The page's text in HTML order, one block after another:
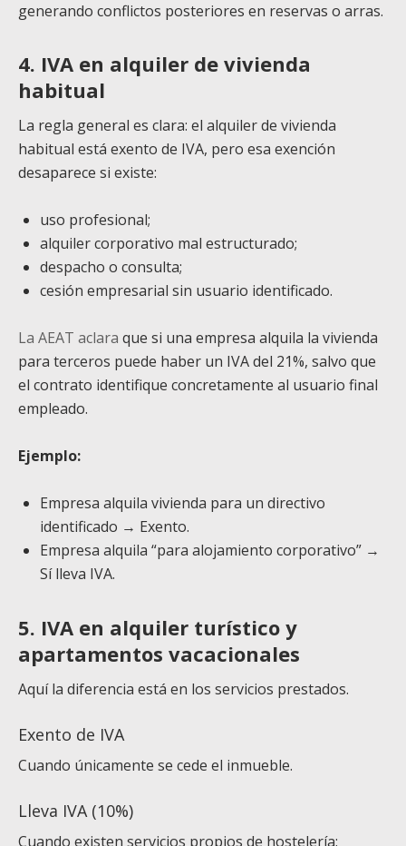
generando conflictos posteriores en reservas o arras.
4. IVA en alquiler de vivienda
habitual
La regla general es clara: el alquiler de vivienda
habitual está exento de IVA, pero esa exención
desaparece si existe:
uso profesional;
alquiler corporativo mal estructurado;
despacho o consulta;
cesión empresarial sin usuario identificado.
La AEAT aclara que si una empresa alquila la vivienda
para terceros puede haber un IVA del 21%, salvo que
el contrato identifique concretamente al usuario final
empleado.
Ejemplo:
Empresa alquila vivienda para un directivo
identificado → Exento.
Empresa alquila “para alojamiento corporativo” →
Sí lleva IVA.
5. IVA en alquiler turístico y
apartamentos vacacionales
Aquí la diferencia está en los servicios prestados.
Exento de IVA
Cuando únicamente se cede el inmueble.
Lleva IVA (10%)
Cuando existen servicios propios de hostelería: